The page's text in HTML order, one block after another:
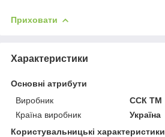
Приховати
Характеристики
Основні атрибути
Виробник
ССК ТМ
Країна виробник
Україна
Користувальницькі характеристики